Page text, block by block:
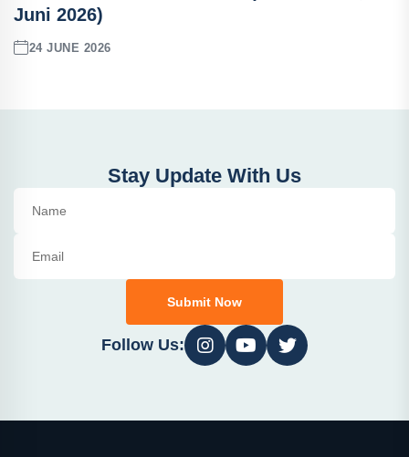
Juni 2026)
24 JUNE 2026
Stay Update With Us
Submit Now
Follow Us: